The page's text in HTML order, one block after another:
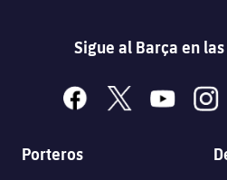
Sigue al Barça en
facebook
x youtube
Porteros